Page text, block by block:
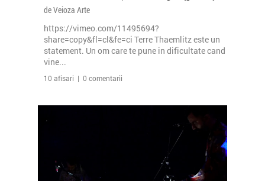
de Veioza Arte
https://vimeo.com/11495694?
share=copy&fl=cl&fe=ci Terre Thaemlitz este un
statement. Un om care te pune in dificultate cand
vine...
10 afisari | 0 comentarii